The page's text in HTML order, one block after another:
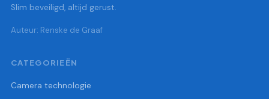
Slim beveiligd, altijd gerust.
Auteur: Renske de Graaf
CATEGORIEËN
Camera technologie